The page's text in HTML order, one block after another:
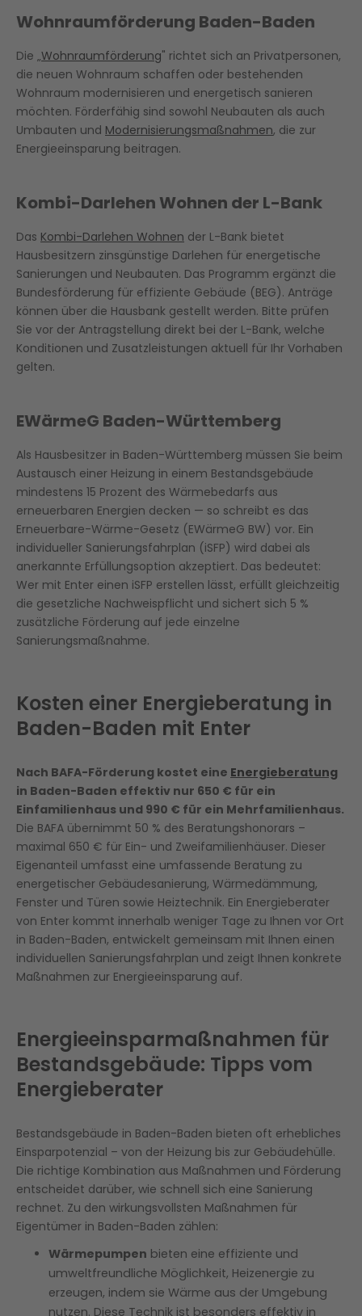
Wohnraumförderung Baden-Baden
Die „Wohnraumförderung" richtet sich an Privatpersonen,
die neuen Wohnraum schaffen oder bestehenden
Wohnraum modernisieren und energetisch sanieren
möchten. Förderfähig sind sowohl Neubauten als auch
Umbauten und Modernisierungsmaßnahmen, die zur
Energieeinsparung beitragen.
Kombi-Darlehen Wohnen der L-Bank
Das Kombi-Darlehen Wohnen der L-Bank bietet
Hausbesitzern zinsgünstige Darlehen für energetische
Sanierungen und Neubauten. Das Programm ergänzt die
Bundesförderung für effiziente Gebäude (BEG). Anträge
können über die Hausbank gestellt werden. Bitte prüfen
Sie vor der Antragstellung direkt bei der L-Bank, welche
Konditionen und Zusatzleistungen aktuell für Ihr Vorhaben
gelten.
EWärmeG Baden-Württemberg
Als Hausbesitzer in Baden-Württemberg müssen Sie beim
Austausch einer Heizung in einem Bestandsgebäude
mindestens 15 Prozent des Wärmebedarfs aus
erneuerbaren Energien decken — so schreibt es das
Erneuerbare-Wärme-Gesetz (EWärmeG BW) vor. Ein
individueller Sanierungsfahrplan (iSFP) wird dabei als
anerkannte Erfüllungsoption akzeptiert. Das bedeutet:
Wer mit Enter einen iSFP erstellen lässt, erfüllt gleichzeitig
die gesetzliche Nachweispflicht und sichert sich 5 %
zusätzliche Förderung auf jede einzelne
Sanierungsmaßnahme.
Kosten einer Energieberatung in
Baden-Baden mit Enter
Nach BAFA-Förderung kostet eine Energieberatung
in Baden-Baden effektiv nur 650 € für ein
Einfamilienhaus und 990 € für ein Mehrfamilienhaus.
Die BAFA übernimmt 50 % des Beratungshonorars –
maximal 650 € für Ein- und Zweifamilienhäuser. Dieser
Eigenanteil umfasst eine umfassende Beratung zu
energetischer Gebäudesanierung, Wärmedämmung,
Fenster und Türen sowie Heiztechnik. Ein Energieberater
von Enter kommt innerhalb weniger Tage zu Ihnen vor Ort
in Baden-Baden, entwickelt gemeinsam mit Ihnen einen
individuellen Sanierungsfahrplan und zeigt Ihnen konkrete
Maßnahmen zur Energieeinsparung auf.
Energieeinsparmaßnahmen für
Bestandsgebäude: Tipps vom
Energieberater
Bestandsgebäude in Baden-Baden bieten oft erhebliches
Einsparpotenzial – von der Heizung bis zur Gebäudehülle.
Die richtige Kombination aus Maßnahmen und Förderung
entscheidet darüber, wie schnell sich eine Sanierung
rechnet. Zu den wirkungsvollsten Maßnahmen für
Eigentümer in Baden-Baden zählen:
Wärmepumpen bieten eine effiziente und
umweltfreundliche Möglichkeit, Heizenergie zu
erzeugen, indem sie Wärme aus der Umgebung
nutzen. Diese Technik ist besonders effektiv in